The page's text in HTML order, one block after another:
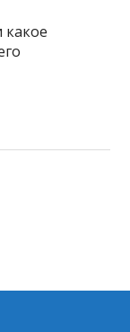
какое